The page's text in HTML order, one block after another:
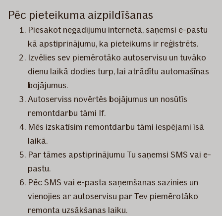
Pēc pieteikuma aizpildīšanas
Piesakot negadījumu internetā, saņemsi e-pastu
kā apstiprinājumu, ka pieteikums ir reģistrēts.
Izvēlies sev piemērotāko autoservisu un tuvāko
dienu laikā dodies turp, lai atrādītu automašīnas
bojājumus.
Autoserviss novērtēs bojājumus un nosūtīs
remontdarbu tāmi If.
Mēs izskatīsim remontdarbu tāmi iespējami īsā
laikā.
Par tāmes apstiprinājumu Tu saņemsi SMS vai e-
pastu.
Pēc SMS vai e-pasta saņemšanas sazinies un
vienojies ar autoservisu par Tev piemērotāko
remonta uzsākšanas laiku.